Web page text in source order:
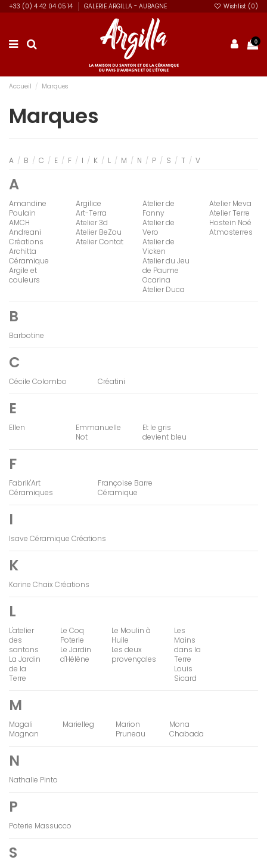
+33 (0) 4 42 04 05 14 GALERIE ARGILLA - AUBAGNE Wishlist (0)
0
Accueil Marques
Marques
A / B / C / E / F / I / K / L / M / N / P / S / T / V
A
Amandine
Poulain
AMCH
Andreani
Créations
Architta
Céramique
Argile et
couleurs
Argilice
Art-Terra
Atelier 3d
Atelier BeZou
Atelier Contat
Atelier de
Fanny
Atelier de
Vero
Atelier de
Vicken
Atelier du Jeu
de Paume
Ocarina
Atelier Duca
Atelier Meva
Atelier Terre
Hostein Noé
Atmosterres
B
Barbotine
C
Cécile Colombo Créatini
E
Ellen
Emmanuelle
Not
Et le gris
devient bleu
F
Fabrik'Art
Céramiques
Françoise Barre
Céramique
I
Isave Céramique Créations
K
Karine Chaix Créations
L
L'atelier
des
santons
La Jardin
de la
Terre
Le Coq
Poterie
Le Jardin
d'Hélène
Le Moulin à
Huile
Les deux
provençales
Les
Mains
dans la
Terre
Louis
Sicard
M
Magali
Magnan
Marielleg
Marion
Pruneau
Mona
Chabada
N
Nathalie Pinto
P
Poterie Massucco
S